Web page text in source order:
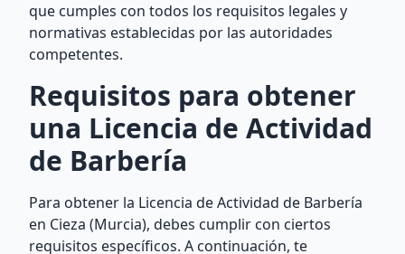
que cumples con todos los requisitos legales y
normativas establecidas por las autoridades
competentes.
Requisitos para obtener
una Licencia de Actividad
de Barbería
Para obtener la Licencia de Actividad de Barbería
en Cieza (Murcia), debes cumplir con ciertos
requisitos específicos. A continuación, te